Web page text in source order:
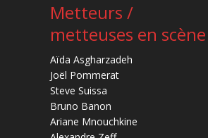
Metteurs /
metteuses en scène
Aïda Asgharzadeh
Joël Pommerat
Steve Suissa
Bruno Banon
Ariane Mnouchkine